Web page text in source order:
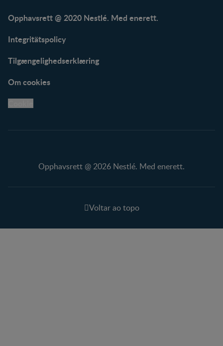
Opphavsrett @ 2020 Nestlé. Med enerett.
Integritätspolicy
Tilgængelighedserklæring
Om cookies
Opphavsrett @ 2026 Nestlé. Med enerett.
Voltar ao topo